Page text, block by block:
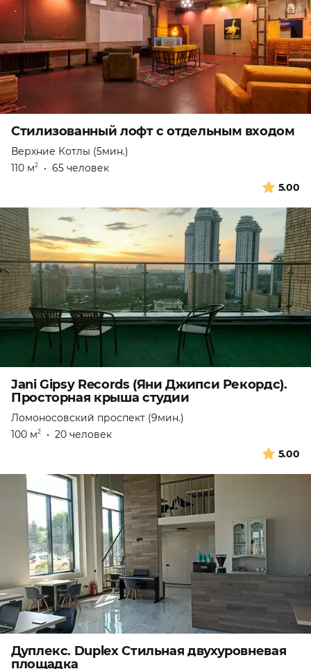
Стилизованный лофт с отдельным входом
Верхние Котлы (5мин.)
110 м2 • 65 человек
5.00
Jani Gipsy Records (Яни Джипси Рекордс).
Просторная крыша студии
Ломоносовский проспект (9мин.)
100 м2 • 20 человек
5.00
Дуплекс. Duplex Стильная двухуровневая
площадка